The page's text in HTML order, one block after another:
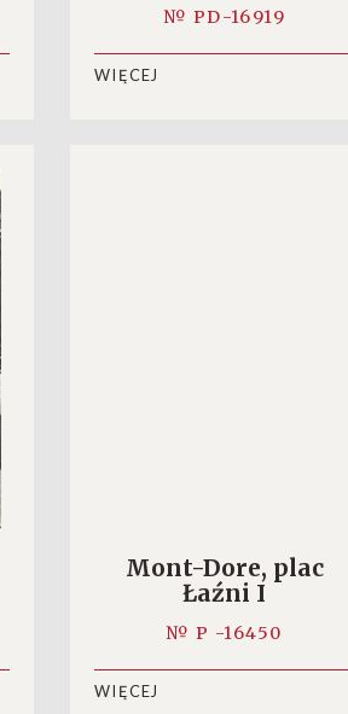
№ PD-16919
WIĘCEJ
Mont-Dore, plac
Łaźni I
№ P -16450
WIĘCEJ